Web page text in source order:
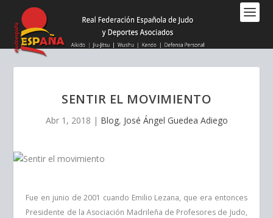
este
sitio
web
accesibilidad.
SENTIR EL MOVIMIENTO
Abr 1, 2018 | Blog, José Ángel Guedea Adiego
Fue en junio de 2001 cuando Emilio Lezana, que era entonces
Presidente de la Asociación Madrileña de Profesores de Judo,